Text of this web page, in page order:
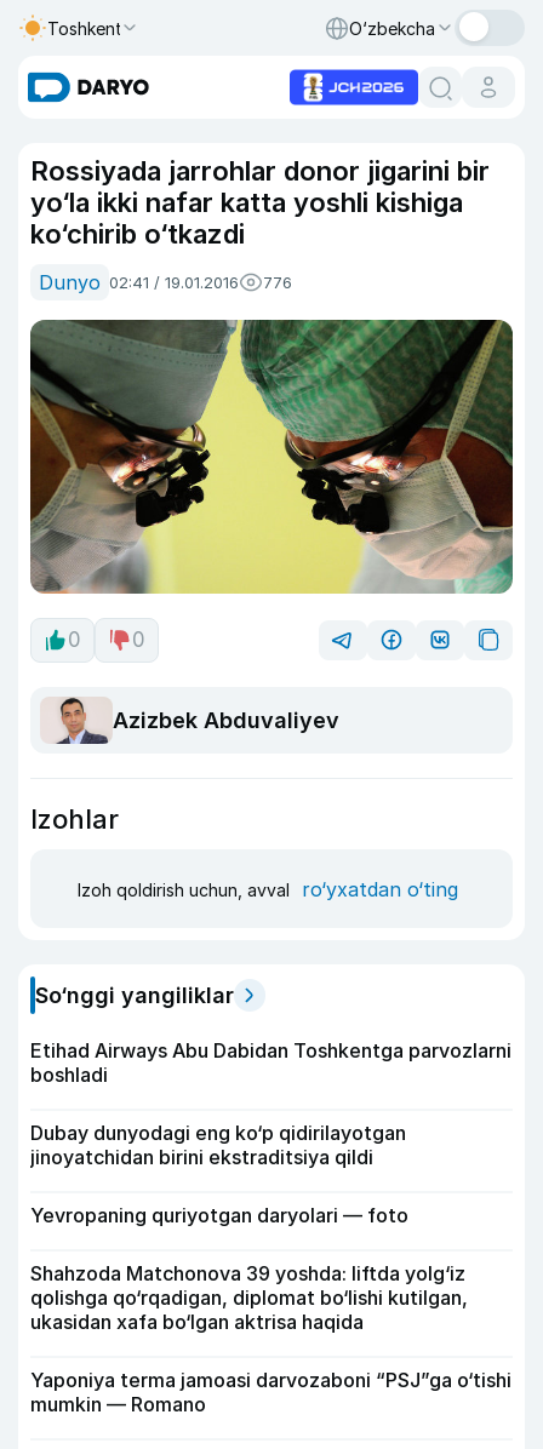
Toshkent O‘zbekcha
Rossiyada jarrohlar donor jigarini bir
yo‘la ikki nafar katta yoshli kishiga
ko‘chirib o‘tkazdi
Dunyo 02:41 / 19.01.2016 776
0 0
Azizbek Abduvaliyev
Izohlar
Izoh qoldirish uchun, avval ro‘yxatdan o‘ting
So‘nggi yangiliklar
Etihad Airways Abu Dabidan Toshkentga parvozlarni
boshladi
Dubay dunyodagi eng ko‘p qidirilayotgan
jinoyatchidan birini ekstraditsiya qildi
Yevropaning quriyotgan daryolari — foto
Shahzoda Matchonova 39 yoshda: liftda yolg‘iz
qolishga qo‘rqadigan, diplomat bo‘lishi kutilgan,
ukasidan xafa bo‘lgan aktrisa haqida
Yaponiya terma jamoasi darvozaboni “PSJ”ga o‘tishi
mumkin — Romano